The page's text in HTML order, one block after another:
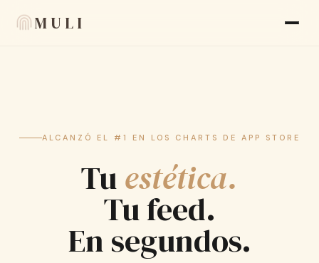
MULI
Sobre nosotros
🇪🇸 ES
ALCANZÓ EL #1 EN LOS CHARTS DE APP STORE
Tuestética.
Tu feed.
En segundos.